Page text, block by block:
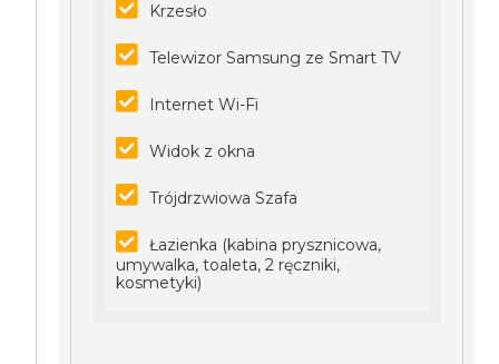
Krzesło
Telewizor Samsung ze Smart TV
Internet Wi-Fi
Widok z okna
Trójdrzwiowa Szafa
Łazienka (kabina prysznicowa,
umywalka, toaleta, 2 ręczniki,
kosmetyki)